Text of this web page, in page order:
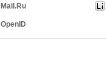
Mail.Ru
OpenID